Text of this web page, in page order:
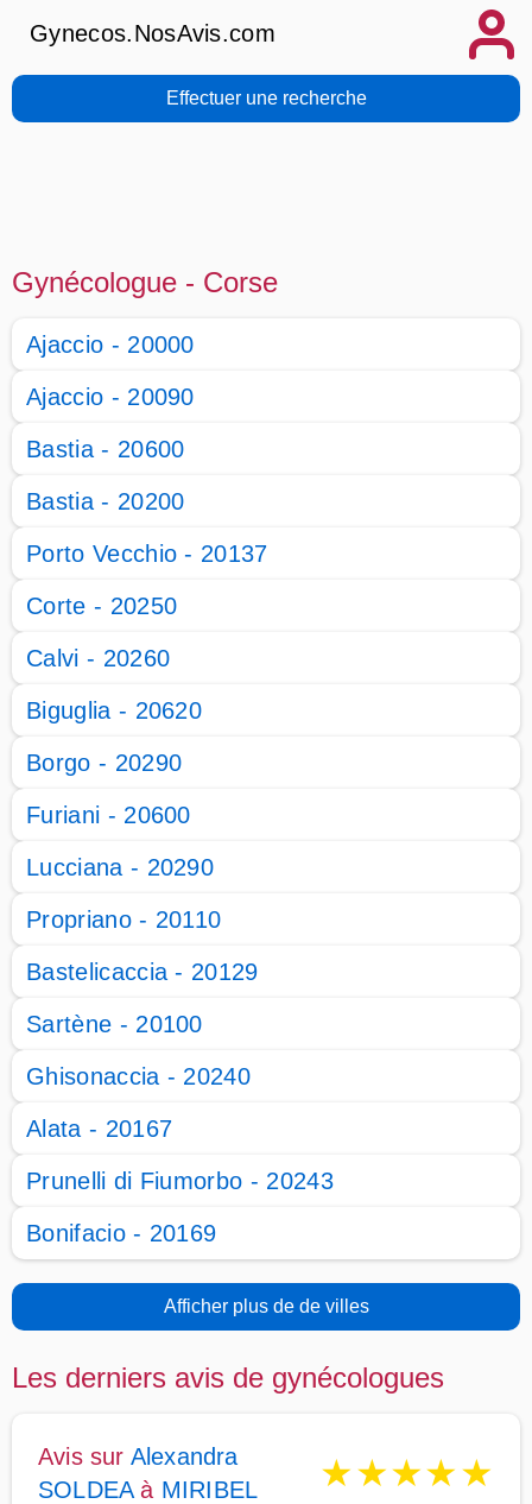
Gynecos.NosAvis.com
Effectuer une recherche
Gynécologue - Corse
Ajaccio - 20000
Ajaccio - 20090
Bastia - 20600
Bastia - 20200
Porto Vecchio - 20137
Corte - 20250
Calvi - 20260
Biguglia - 20620
Borgo - 20290
Furiani - 20600
Lucciana - 20290
Propriano - 20110
Bastelicaccia - 20129
Sartène - 20100
Ghisonaccia - 20240
Alata - 20167
Prunelli di Fiumorbo - 20243
Bonifacio - 20169
Afficher plus de de villes
Les derniers avis de gynécologues
Avis sur Alexandra
SOLDEAà MIRIBEL ★★★★★